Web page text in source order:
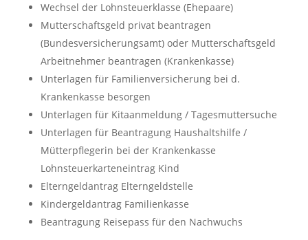
Wechsel der Lohnsteuerklasse (Ehepaare)
Mutterschaftsgeld privat beantragen
(Bundesversicherungsamt) oder Mutterschaftsgeld
Arbeitnehmer beantragen (Krankenkasse)
Unterlagen für Familienversicherung bei d.
Krankenkasse besorgen
Unterlagen für Kitaanmeldung / Tagesmuttersuche
Unterlagen für Beantragung Haushaltshilfe /
Mütterpflegerin bei der Krankenkasse
Lohnsteuerkarteneintrag Kind
Elterngeldantrag Elterngeldstelle
Kindergeldantrag Familienkasse
Beantragung Reisepass für den Nachwuchs